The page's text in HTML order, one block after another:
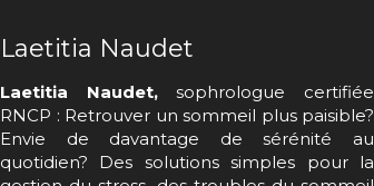
Laetitia Naudet
Laetitia Naudet,sophrologue certifiée
RNCP : Retrouver un sommeil plus paisible?
Envie de davantage de sérénité au
quotidien? Des solutions simples pour la